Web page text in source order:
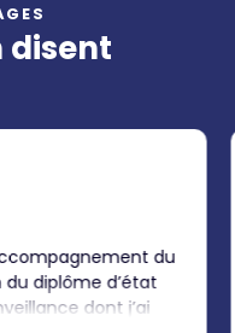
disent
le cabinet d’expertises
de l’Expérience. J’ai
leurs côtés. Je les